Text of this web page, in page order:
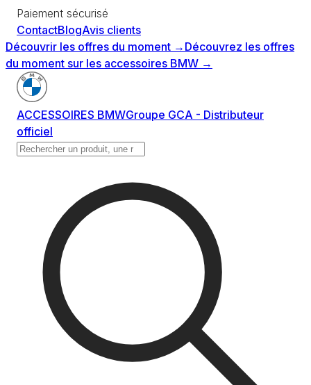
Paiement sécurisé
ContactBlogAvis clients
Découvrir les offres du moment → Découvrez les offres
du moment sur les accessoires BMW →
ACCESSOIRES BMWGroupe GCA - Distributeur
officiel